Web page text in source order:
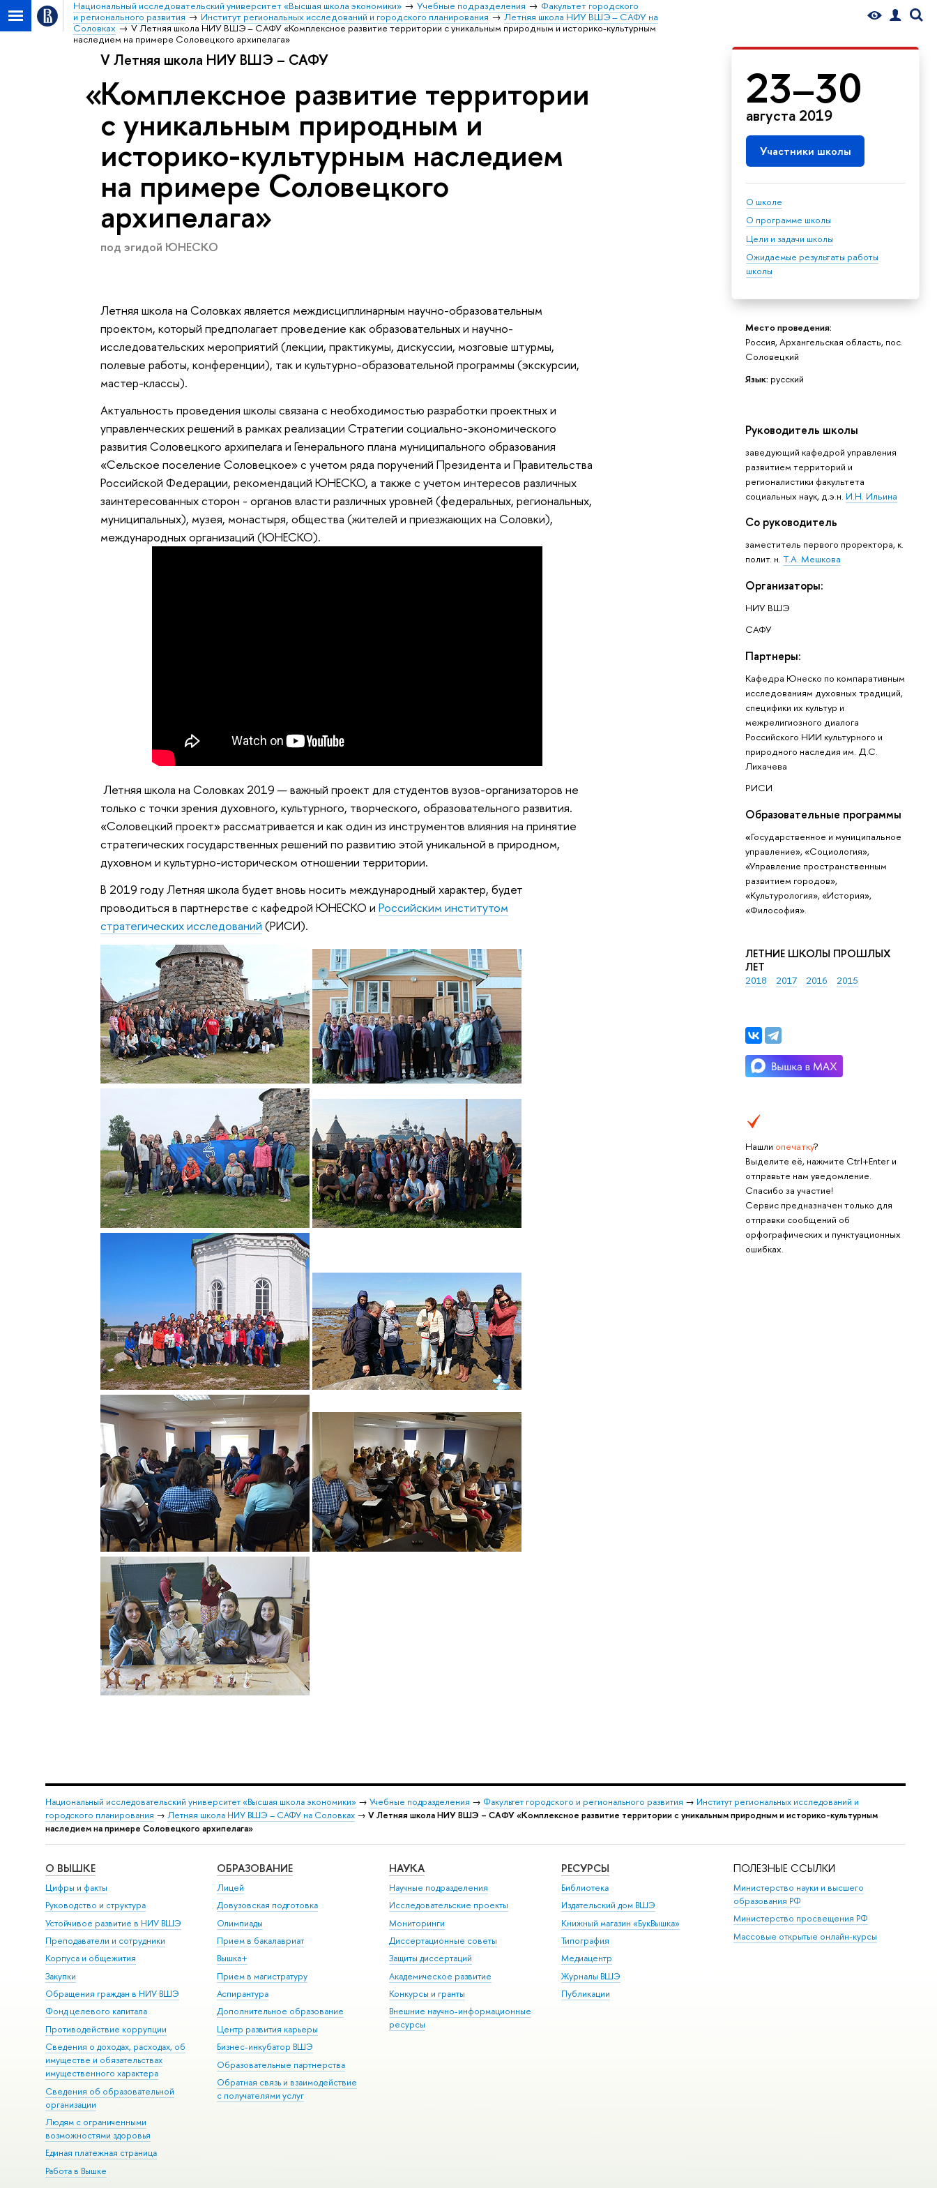
Национальный исследовательский университет «Высшая школа экономики» Учебные подразделения
Факультет городского
и регионального развития
Институт региональных исследований и городского планирования
Летняя школа НИУ ВШЭ – САФУ на
Соловках
V Летняя школа НИУ ВШЭ – САФУ «Комплексное развитие территории с уникальным природным и историко-культурным
наследием на примере Соловецкого архипелага»
23–30
августа 2019
Участники школы
О школе
О программе школы
Цели и задачи школы
Ожидаемые результаты работы
школы
Место проведения:
Россия, Архангельская область, пос.
Соловецкий
Язык: русский
Руководитель школы
заведующий кафедрой управления
развитием территорий и
регионалистики факультета
социальных наук, д.э.н. И.Н. Ильина
Со руководитель
заместитель первого проректора, к.
полит. н. Т.А. Мешкова
Организаторы:
НИУ ВШЭ
САФУ
Партнеры:
Кафедра Юнеско по компаративным
исследованиям духовных традиций,
специфики их культур и
межрелигиозного диалога
Российского НИИ культурного и
природного наследия им. Д.С.
Лихачева
РИСИ
Образовательные программы
«Государственное и муниципальное
управление», «Социология»,
«Управление пространственным
развитием городов»,
«Культурология», «История»,
«Философия».
ЛЕТНИЕ ШКОЛЫ ПРОШЛЫХ
ЛЕТ
2018 2017 2016 2015
Нашли опечатку?
Выделите её, нажмите Ctrl+Enter и
отправьте нам уведомление.
Спасибо за участие!
Сервис предназначен только для
отправки сообщений об
орфографических и пунктуационных
ошибках.
V Летняя школа НИУ ВШЭ – САФУ
Комплексное развитие территории
с уникальным природным и
историко-культурным наследием
на примере Соловецкого
архипелага
под эгидой ЮНЕСКО
Летняя школа на Соловках является междисциплинарным научно-образовательным
проектом, который предполагает проведение как образовательных и научно-
исследовательских мероприятий (лекции, практикумы, дискуссии, мозговые штурмы,
полевые работы, конференции), так и культурно-образовательной программы (экскурсии,
мастер-классы).
Актуальность проведения школы связана с необходимостью разработки проектных и
управленческих решений в рамках реализации Стратегии социально-экономического
развития Соловецкого архипелага и Генерального плана муниципального образования
«Сельское поселение Соловецкое» с учетом ряда поручений Президента и Правительства
Российской Федерации, рекомендаций ЮНЕСКО, а также с учетом интересов различных
заинтересованных сторон - органов власти различных уровней (федеральных, региональных,
муниципальных), музея, монастыря, общества (жителей и приезжающих на Соловки),
международных организаций (ЮНЕСКО).
Летняя школа на Соловках 2019 — важный проект для студентов вузов-организаторов не
только с точки зрения духовного, культурного, творческого, образовательного развития.
«Соловецкий проект» рассматривается и как один из инструментов влияния на принятие
стратегических государственных решений по развитию этой уникальной в природном,
духовном и культурно-историческом отношении территории.
В 2019 году Летняя школа будет вновь носить международный характер, будет
проводиться в партнерстве с кафедрой ЮНЕСКО иРоссийским институтом
стратегических исследований (РИСИ).
Национальный исследовательский университет «Высшая школа экономики» → Учебные подразделения → Факультет городского и регионального развития → Институт региональных исследований и
городского планирования → Летняя школа НИУ ВШЭ – САФУ на Соловках→ V Летняя школа НИУ ВШЭ – САФУ «Комплексное развитие территории с уникальным природным и историко-культурным
наследием на примере Соловецкого архипелага»
О ВЫШКЕ
Цифры и факты
Руководство и структура
Устойчивое развитие в НИУ ВШЭ
Преподаватели и сотрудники
Корпуса и общежития
Закупки
Обращения граждан в НИУ ВШЭ
Фонд целевого капитала
Противодействие коррупции
Сведения о доходах, расходах, об
имуществе и обязательствах
имущественного характера
Сведения об образовательной
организации
Людям с ограниченными
возможностями здоровья
Единая платежная страница
Работа в Вышке
ОБРАЗОВАНИЕ
Лицей
Довузовская подготовка
Олимпиады
Прием в бакалавриат
Вышка+
Прием в магистратуру
Аспирантура
Дополнительное образование
Центр развития карьеры
Бизнес-инкубатор ВШЭ
Образовательные партнерства
Обратная связь и взаимодействие
с получателями услуг
НАУКА
Научные подразделения
Исследовательские проекты
Мониторинги
Диссертационные советы
Защиты диссертаций
Академическое развитие
Конкурсы и гранты
Внешние научно-информационные
ресурсы
РЕСУРСЫ
Библиотека
Издательский дом ВШЭ
Книжный магазин «БукВышка»
Типография
Медиацентр
Журналы ВШЭ
Публикации
ПОЛЕЗНЫЕ ССЫЛКИ
Министерство науки и высшего
образования РФ
Министерство просвещения РФ
Массовые открытые онлайн-курсы